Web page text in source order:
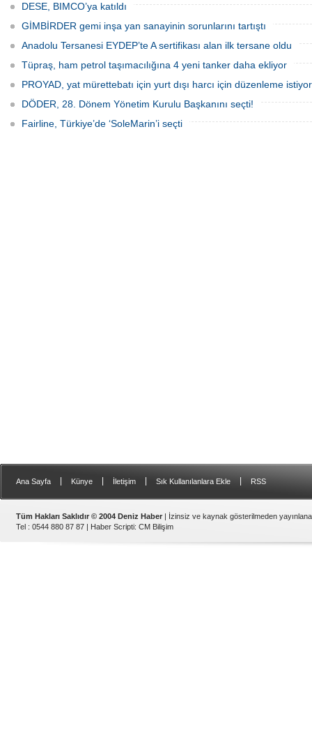
DESE, BIMCO’ya katıldı
GİMBİRDER gemi inşa yan sanayinin sorunlarını tartıştı
Anadolu Tersanesi EYDEP’te A sertifikası alan ilk tersane oldu
Tüpraş, ham petrol taşımacılığına 4 yeni tanker daha ekliyor
PROYAD, yat mürettebatı için yurt dışı harcı için düzenleme istiyor
DÖDER, 28. Dönem Yönetim Kurulu Başkanını seçti!
Fairline, Türkiye’de ‘SoleMarin’i seçti
Ana Sayfa Künye İletişim Sık Kullanılanlara Ekle RSS
Tüm Hakları Saklıdır © 2004 Deniz Haber | İzinsiz ve kaynak gösterilmeden
Tel : 0544 880 87 87 | Haber Scripti: CM Bilişim